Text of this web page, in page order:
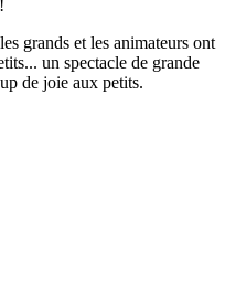
grands et les animateurs ont
un spectacle de grande
de joie aux petits.